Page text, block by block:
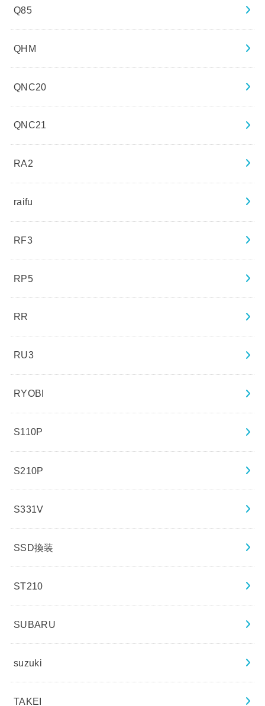
Q85
QHM
QNC20
QNC21
RA2
raifu
RF3
RP5
RR
RU3
RYOBI
S110P
S210P
S331V
SSD換装
ST210
SUBARU
suzuki
TAKEI